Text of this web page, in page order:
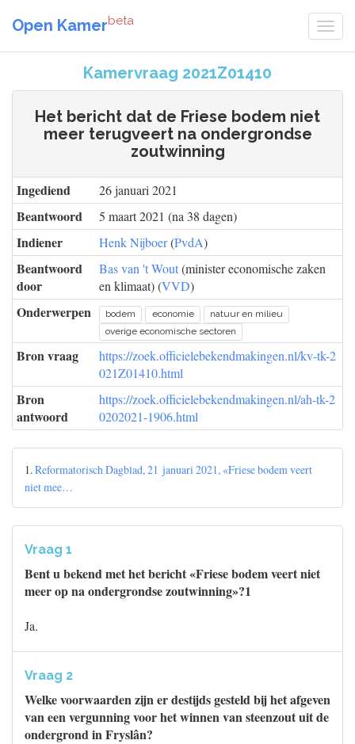
Open Kamerbeta
Kamervraag 2021Z01410
Het bericht dat de Friese bodem niet
meer terugveert na ondergrondse
zoutwinning
Ingediend 26 januari 2021
Beantwoord 5 maart 2021 (na 38 dagen)
Indiener Henk Nijboer(PvdA)
Beantwoord
door
Bas van 't Wout(minister economische zaken
en klimaat) (VVD)
Onderwerpen bodem economie
natuur en milieu
overige economische sectoren
Bron vraag
https://zoek.officielebekendmakingen.nl/kv-tk-2
021Z01410.html
Bron
antwoord
https://zoek.officielebekendmakingen.nl/ah-tk-2
0202021-1906.html
1.Reformatorisch Dagblad, 21 januari 2021, «Friese bodem veert
niet mee…
Vraag 1
Bent u bekend met het bericht «Friese bodem veert niet
meer op na ondergrondse zoutwinning»?1
Ja.
Vraag 2
Welke voorwaarden zijn er destijds gesteld bij het afgeven
van een vergunning voor het winnen van steenzout uit de
ondergrond in Fryslân?